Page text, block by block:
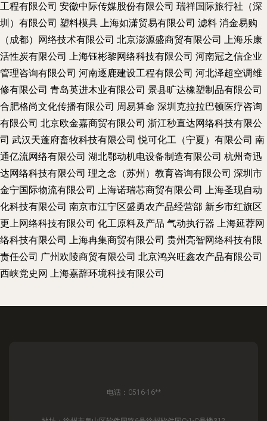
工程有限公司 安徽中际传媒股份有限公司 瑞祥国际旅行社（深
圳）有限公司 塑料模具 上海如潇贸易有限公司 滤料 消金易购
（成都）网络技术有限公司 北京澎源盛商贸有限公司 上海乐康
活性炭有限公司 上海钰彬黎网络科技有限公司 河南冠之信企业
管理咨询有限公司 河南逐鹿建设工程有限公司 河北泽超空调维
修有限公司 青岛英进木业有限公司 景县旷达橡塑制品有限公司
合肥格尚文化传播有限公司 周易算命 深圳克拉拉巴顿医疗咨询
有限公司 北京欧金嘉商贸有限公司 浙江秒直达网络科技有限公
司 武汉天蓬府畜牧科技有限公司 悦可化工（宁夏）有限公司 南
通亿流网络有限公司 湖北鄂动机电设备制造有限公司 杭州奇迅
达网络科技有限公司 理之念（苏州）教育咨询有限公司 深圳市
金宁国际物流有限公司 上海诺瑞芯商贸有限公司 上海圣现自动
化科技有限公司 南京市江宁区盛勇农产品经营部 新乡市红旗区
更上网络科技有限公司 化工原料及产品 气动执行器 上海延荐网
络科技有限公司 上海冉集商贸有限公司 贵州亮智网络科技有限
责任公司 广州欢陵商贸有限公司 北京鸿兴旺鑫农产品有限公司
西峡党史网 上海嘉辞环境科技有限公司
电话：0516-16**